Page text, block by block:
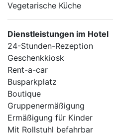
Vegetarische Küche
Dienstleistungen im Hotel
24-Stunden-Rezeption
Geschenkkiosk
Rent-a-car
Busparkplatz
Boutique
Gruppenermäßigung
Ermäßigung für Kinder
Mit Rollstuhl befahrbar